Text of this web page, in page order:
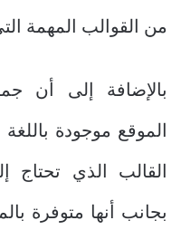
من القوالب المهمة
بالإضافة إلى أن
الموقع موجودة
القالب الذي تحتاج
بجانب أنها متوفرة